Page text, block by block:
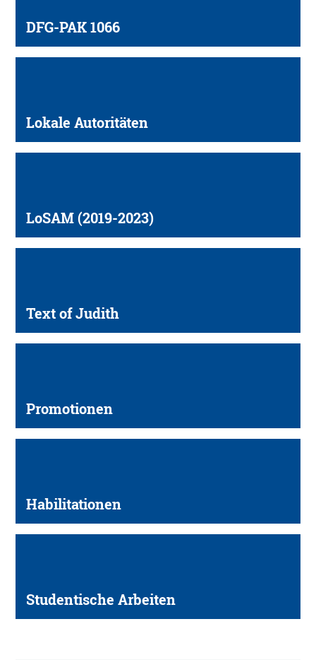
DFG-PAK 1066
Lokale Autoritäten
LoSAM (2019-2023)
Text of Judith
Promotionen
Habilitationen
Studentische Arbeiten